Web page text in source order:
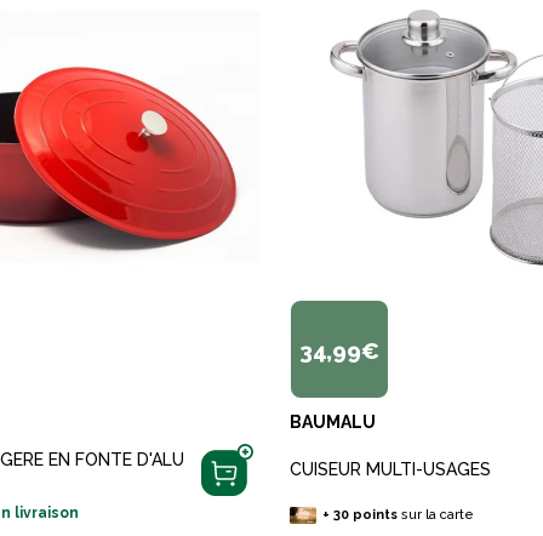
EN FONTE D'ALU
livraison
34,99€
BAUMALU
CUISEUR MULTI-USAGES
+ 30pointssur la carte